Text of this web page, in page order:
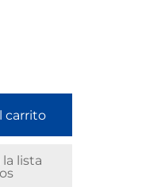
carrito
lista